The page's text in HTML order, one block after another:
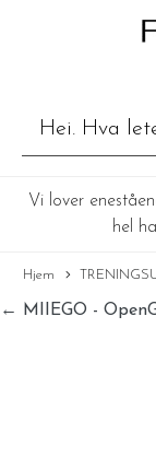
Vi lover
hel
Hjem
← MIIEGO -